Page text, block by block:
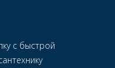
с быстрой